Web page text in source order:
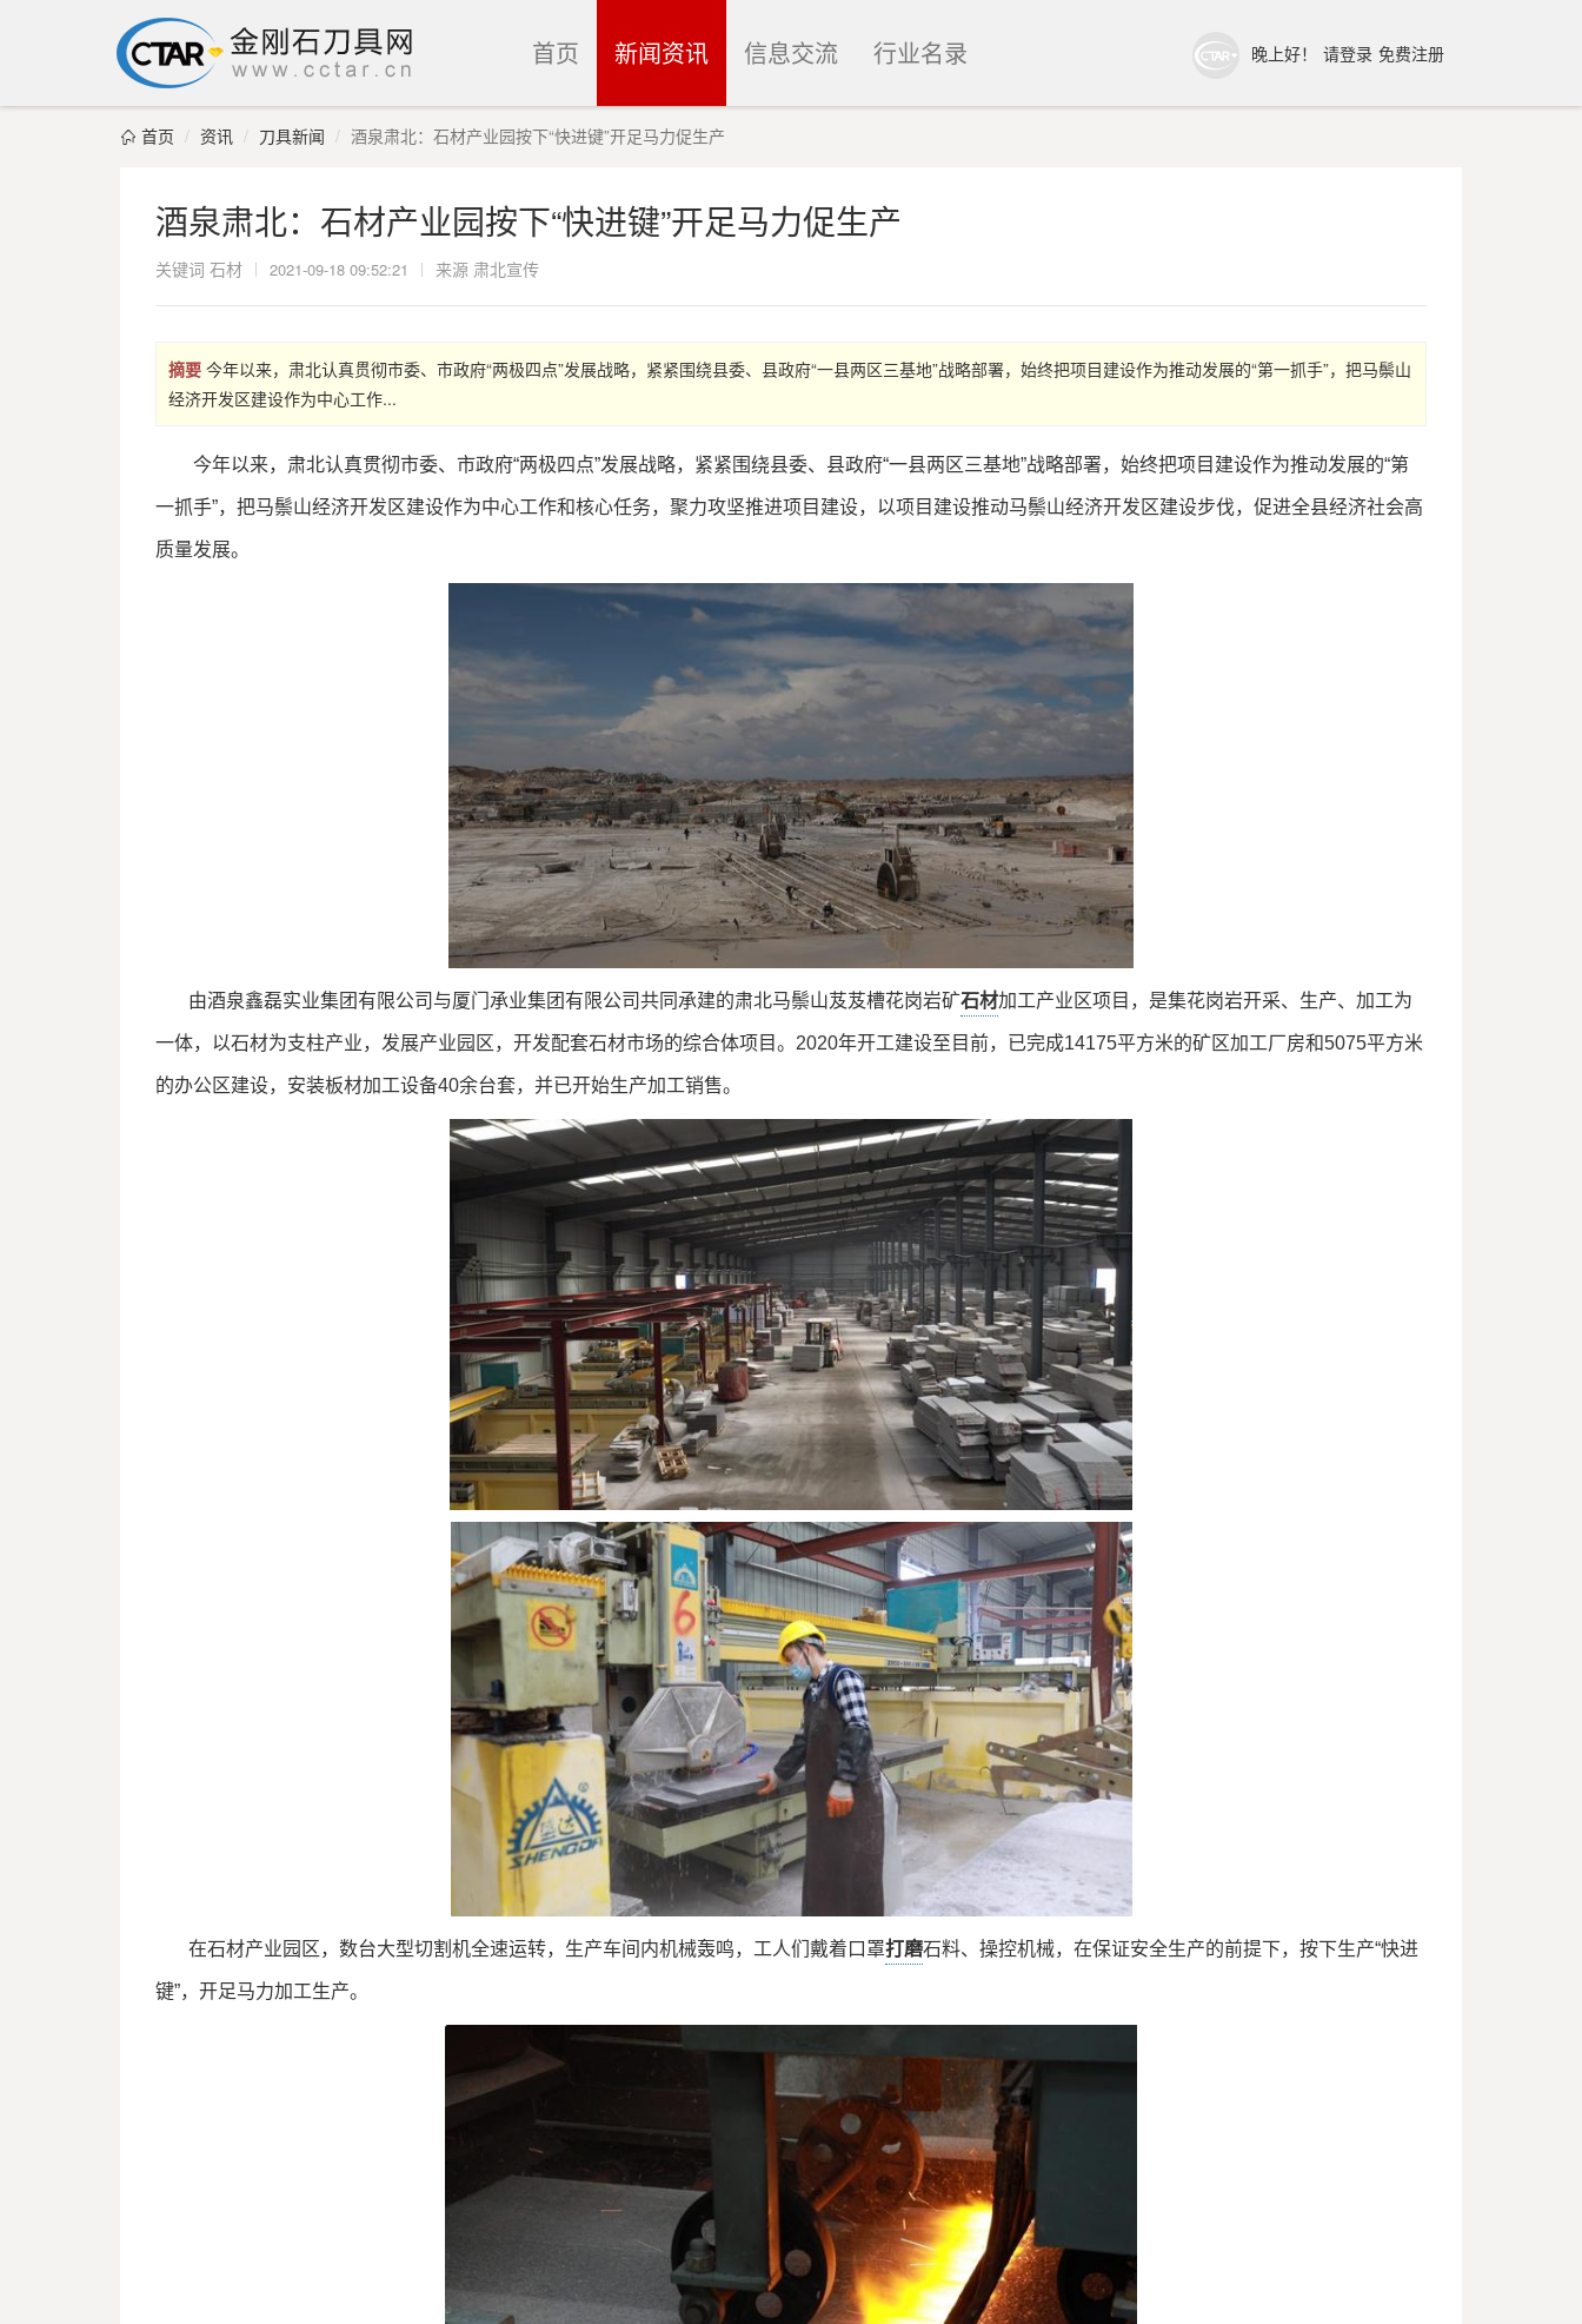
首页 新闻资讯 信息交流 行业名录 晚上好！ 请登录 免费注册
 首页 资讯 刀具新闻 酒泉肃北：石材产业园按下“快进键”开足马力促生产
酒泉肃北：石材产业园按下“快进键”开足马力促生产
关键词 石材 | 2021-09-18 09:52:21 | 来源 肃北宣传
摘要 今年以来，肃北认真贯彻市委、市政府“两极四点”发展战略，紧紧围绕县委、县政府“一县两区三基地”战略部署，始终把项目建设作为推动发展的“第一抓手”，把马鬃山
经济开发区建设作为中心工作...
今年以来，肃北认真贯彻市委、市政府“两极四点”发展战略，紧紧围绕县委、县政府“一县两区三基地”战略部署，始终把项目建设作为推动发展的“第
一抓手”，把马鬃山经济开发区建设作为中心工作和核心任务，聚力攻坚推进项目建设，以项目建设推动马鬃山经济开发区建设步伐，促进全县经济社会高
质量发展。
由酒泉鑫磊实业集团有限公司与厦门承业集团有限公司共同承建的肃北马鬃山芨芨槽花岗岩矿石材加工产业区项目，是集花岗岩开采、生产、加工为
一体，以石材为支柱产业，发展产业园区，开发配套石材市场的综合体项目。2020年开工建设至目前，已完成14175平方米的矿区加工厂房和5075平方米
的办公区建设，安装板材加工设备40余台套，并已开始生产加工销售。
在石材产业园区，数台大型切割机全速运转，生产车间内机械轰鸣，工人们戴着口罩打磨石料、操控机械，在保证安全生产的前提下，按下生产“快进
键”，开足马力加工生产。